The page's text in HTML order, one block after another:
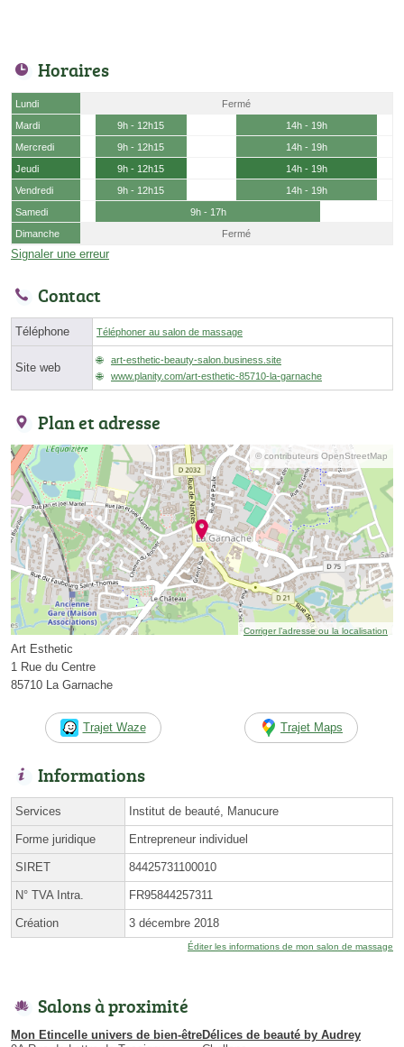
Horaires
Lundi
Fermé
Mardi
9h - 12h15
14h - 19h
Mercredi
9h - 12h15
14h - 19h
Jeudi
9h - 12h15
14h - 19h
Vendredi
9h - 12h15
14h - 19h
Samedi
9h - 17h
Dimanche
Fermé
Signaler une erreur
Contact
Téléphone Téléphoner au salon de massage
Site web
art-esthetic-beauty-salon.business.site
www.planity.com/art-esthetic-85710-la-garnache
Plan et adresse
© contributeurs OpenStreetMap
Corriger l’adresse ou la localisation
Art Esthetic
1 Rue du Centre
85710 La Garnache
Trajet Waze Trajet Maps
Informations
Services Institut de beauté, Manucure
Forme juridique Entrepreneur individuel
SIRET 84425731100010
N° TVA Intra. FR95844257311
Création 3 décembre 2018
Éditer les informations de mon salon de massage
Salons à proximité
Mon Etincelle univers de bien-êtreDélices de beauté by Audrey